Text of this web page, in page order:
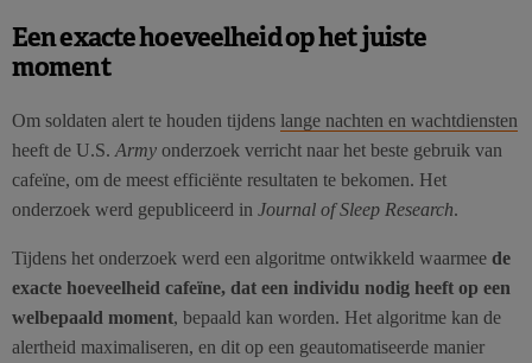
Een exacte hoeveelheid op het juiste
moment
Om soldaten alert te houden tijdens lange nachten en wachtdiensten
heeft de U.S. Army onderzoek verricht naar het beste gebruik van
cafeïne, om de meest efficiënte resultaten te bekomen. Het
onderzoek werd gepubliceerd in Journal of Sleep Research.
Tijdens het onderzoek werd een algoritme ontwikkeld waarmee de
exacte hoeveelheid cafeïne, dat een individu nodig heeft op een
welbepaald moment, bepaald kan worden. Het algoritme kan de
alertheid maximaliseren, en dit op een geautomatiseerde manier